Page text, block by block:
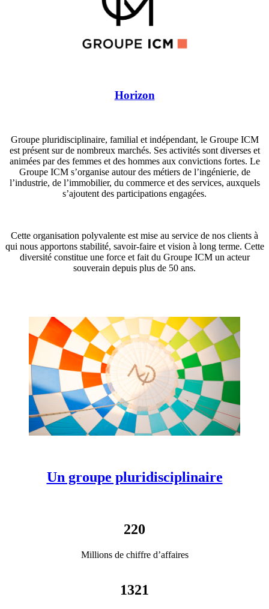
Horizon
Groupe pluridisciplinaire, familial et indépendant, le Groupe ICM
est présent sur de nombreux marchés. Ses activités sont diverses et
animées par des femmes et des hommes aux convictions fortes. Le
Groupe ICM s’organise autour des métiers de l’ingénierie, de
l’industrie, de l’immobilier, du commerce et des services, auxquels
s’ajoutent des participations engagées.
Cette organisation polyvalente est mise au service de nos clients à
qui nous apportons stabilité, savoir-faire et vision à long terme. Cette
diversité constitue une force et fait du Groupe ICM un acteur
souverain depuis plus de 50 ans.
Un groupe pluridisciplinaire
220
Millions de chiffre d’affaires
1321